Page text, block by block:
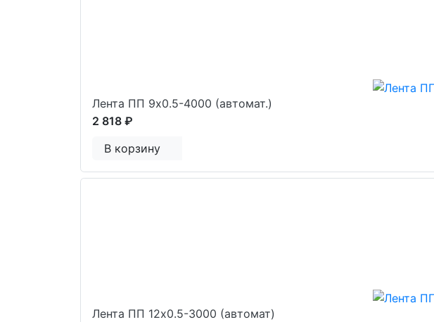
Лента ПП 9x0.5-4000 (автомат.)
2 818 ₽
В корзину
Лента ПП 12x0.5-3000 (автомат)